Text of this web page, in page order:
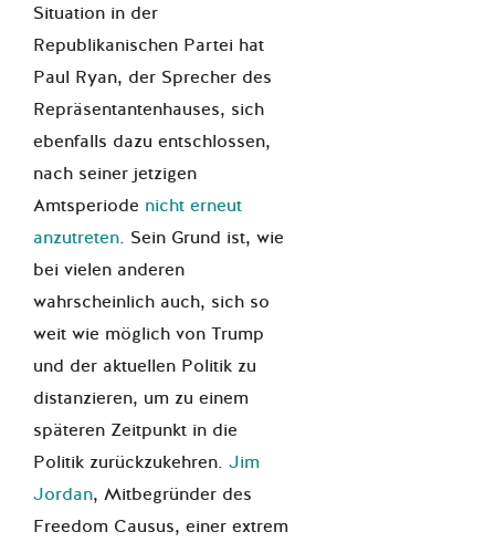
Situation in der
Republikanischen Partei hat
Paul Ryan, der Sprecher des
Repräsentantenhauses, sich
ebenfalls dazu entschlossen,
nach seiner jetzigen
Amtsperiode nicht erneut
anzutreten. Sein Grund ist, wie
bei vielen anderen
wahrscheinlich auch, sich so
weit wie möglich von Trump
und der aktuellen Politik zu
distanzieren, um zu einem
späteren Zeitpunkt in die
Politik zurückzukehren. Jim
Jordan, Mitbegründer des
Freedom Causus, einer extrem